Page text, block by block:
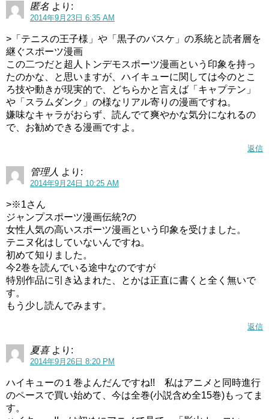
匿名 より:
2014年9月23日 6:35 AM
>「テニスの王子様」や「黒子のバスケ」の系統と読者層を
継ぐスポーツ漫画
この二つだと超人トンデモスポーツ漫画という印象を持っ
たのかな、と思いますが、ハイキューに関しては今のとこ
ろ技や動きが現実的で、どちらかと言えば「キャプテン」
や「スラムダンク」の様なリアル寄りの漫画ですね。
嫌味なキャラがおらず、読んでて爽やかな気分になれるの
で、お勧めできる漫画ですよ。
返信
管理人 より:
2014年9月24日 10:25 AM
>※1さん
ジャンプスポーツ漫画伝統?の
女性人気の高いスポーツ漫画という印象を受けました。
テニヌ化はしていないんですね。
初めて知りました。
今2巻を読んでいる途中なのですが
特別作品に引き込まれた、とかは正直に書くと全く無いで
す。
もう少し読んでみます。
返信
夏喜 より:
2014年9月26日 8:20 PM
ハイキューの１巻よんだんですね!! 私はアニメと同時進行
のペースで買い始めて、今は全巻(小説含め全15巻)もってま
す。